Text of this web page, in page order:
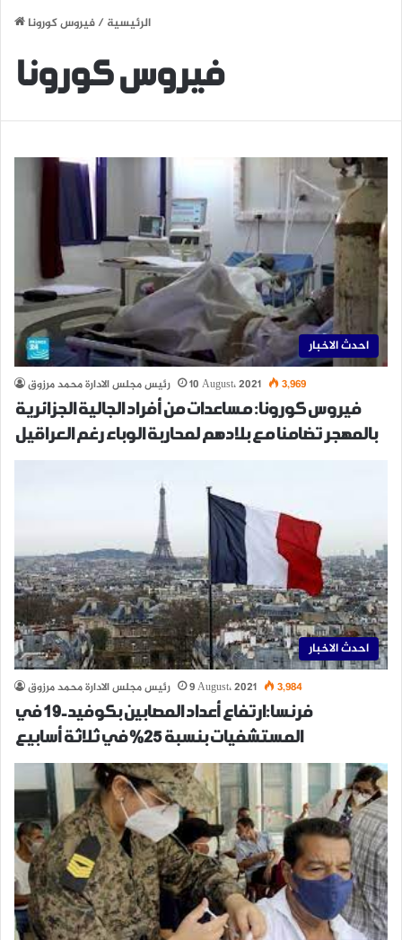
الرئيسية/فيروس كورونا
فيروس كورونا
احدث الاخبار
رئيس مجلس الادارة محمد مرزوق 10 August، 2021 3,969
فيروس كورونا: مساعدات من أفراد الجالية الجزائرية
بالمهجر تضامنا مع بلادهم لمحاربة الوباء رغم العراقيل
احدث الاخبار
رئيس مجلس الادارة محمد مرزوق 9 August، 2021 3,984
فرنسا:ارتفاع أعداد المصابين بكوفيد-19 في
المستشفيات بنسبة 25% في ثلاثة أسابيع